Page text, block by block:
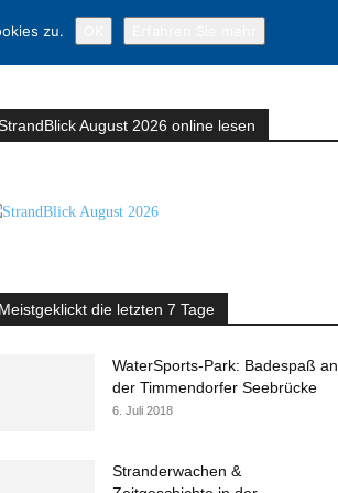
August 2026 online lesen
Meistgeklickt die letzten 7 Tage
WaterSports-Park: Badespaß an
der Timmendorfer Seebrücke
6. Juli 2018
Stranderwachen &
zu.